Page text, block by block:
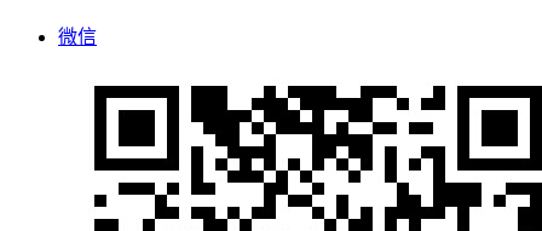
微信